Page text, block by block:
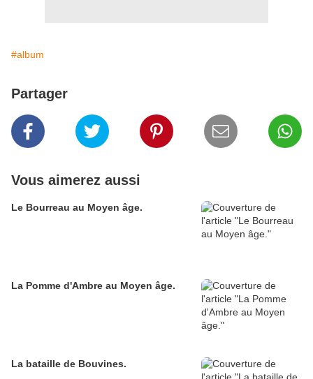
#album
Partager
Vous aimerez aussi
Le Bourreau au Moyen âge.
La Pomme d'Ambre au Moyen âge.
La bataille de Bouvines.